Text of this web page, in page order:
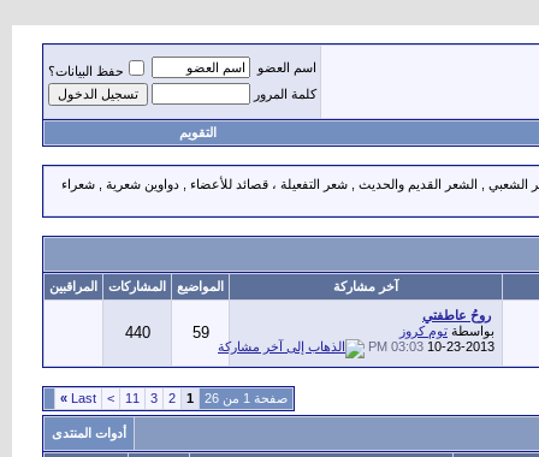
اسم العضو
حفظ البيانات؟
كلمة المرور
التقويم
, الشعر القديم والحديث , شعر التفعيلة ، قصائد للأعضاء , دواوين شعرية , شعراء
آخر مشاركة المواضيع المشاركات
المراقبين
روحُ عاطفتي
بواسطة توم كروز
10-23-2013
03:03 PM
59
440
صفحة 1 من 26 1
2
3
11
>
Last
»
أدوات المنتدى